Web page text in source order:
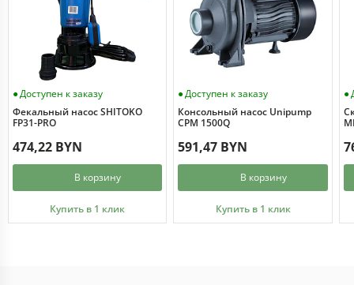
Доступен к заказу
Фекальный насос SHITOKO
FP31-PRO
474,22 BYN
В корзину
Купить в 1 клик
Доступен к заказу
Консольный насос Unipump
CPM 1500Q
591,47 BYN
В корзину
Купить в 1 клик